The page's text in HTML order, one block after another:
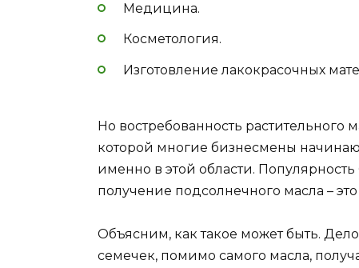
Медицина.
Косметология.
Изготовление лакокрасочных
Но востребованность растительного
которой многие бизнесмены
именно в этой области.
получение подсолнечного масла –
Объясним, как такое может быть.
семечек, помимо самого масла,